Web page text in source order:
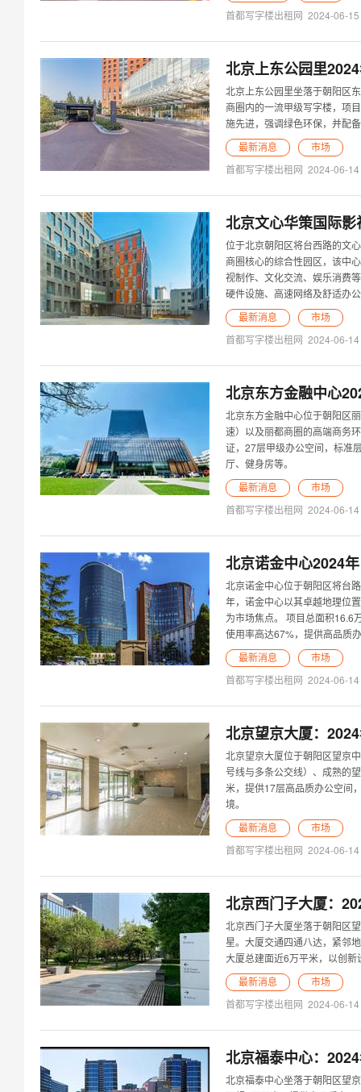
首都写字楼出租网 2024-06-
北京上东公园里
北京上东公园里坐落于朝阳区
商圈内的一流甲级写字楼，项
施先进，强调绿色环保，并配
最新消息 市场
首都写字楼出租网 2024-06-
北京文心华策国际
位于北京朝阳区将台西路的文
商圈核心的综合性园区，该中
视制作、文化交流、娱乐消费
硬件设施、高速网络及舒适办
最新消息 市场
首都写字楼出租网 2024-06-
北京东方金融中心
北京东方金融中心位于朝阳区
速）以及丽都商圈的高端商务
证，27层甲级办公空间，标准
厅、健身房等。
最新消息 市场
首都写字楼出租网 2024-06-
北京诺金中心2024
北京诺金中心位于朝阳区将台
年，诺金中心以其卓越地理位
为市场焦点。 项目总面积16.6
使用率高达67%，提供高品质
最新消息 市场
首都写字楼出租网 2024-06-
北京望京大厦：
北京望京大厦位于朝阳区望京
号线与多条公交线）、成熟的
米，提供17层高品质办公空间
境。
最新消息 市场
首都写字楼出租网 2024-06-
北京西门子大厦：
北京西门子大厦坐落于朝阳区
星。大厦交通四通八达，紧邻
大厦总建面近6万平米，以创
最新消息 市场
首都写字楼出租网 2024-06-
北京福泰中心：
北京福泰中心坐落于朝阳区望